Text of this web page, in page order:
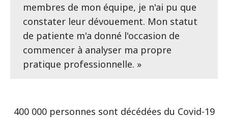
membres de mon équipe, je n'ai pu que
constater leur dévouement. Mon statut
de patiente m'a donné l'occasion de
commencer à analyser ma propre
pratique professionnelle. »
400 000 personnes sont décédées du Covid-19